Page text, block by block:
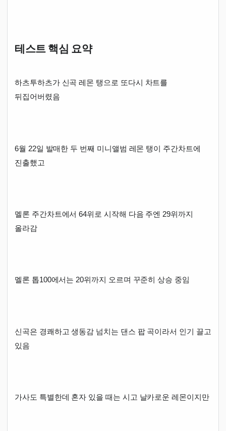
테스트 핵심 요약
하츠투하츠가 신곡 레몬 탱으로 또다시 차트를
뒤집어버렸음
6월 22일 발매한 두 번째 미니앨범 레몬 탱이 주간차트에
진출했고
멜론 주간차트에서 64위로 시작해 다음 주엔 29위까지
올라감
멜론 톱100에서는 20위까지 오르며 꾸준히 상승 중임
신곡은 경쾌하고 생동감 넘치는 댄스 팝 곡이라서 인기 끌고
있음
가사도 특별한데 혼자 있을 때는 시고 날카로운 레몬이지만